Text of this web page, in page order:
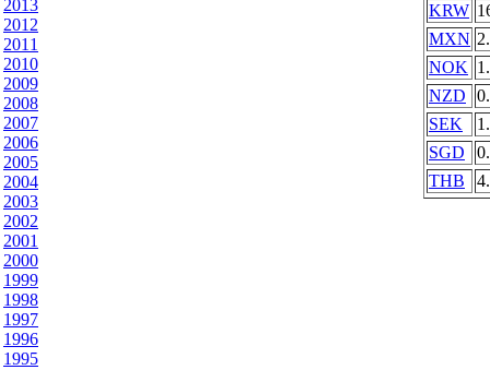
2013
2012
2011
2010
2009
2008
2007
2006
2005
2004
2003
2002
2001
2000
1999
1998
1997
1996
1995
KRW
MXN
NOK
NZD
SEK
SGD
THB